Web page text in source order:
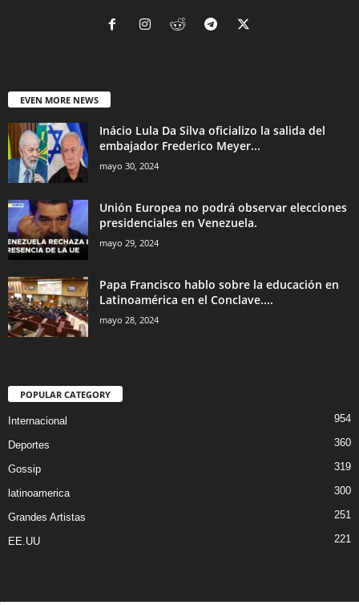
EVEN MORE NEWS
Inácio Lula Da Silva oficializo la salida del
embajador Frederico Meyer...
mayo 30, 2024
Unión Europea no podrá observar elecciones
presidenciales en Venezuela.
mayo 29, 2024
Papa Francisco hablo sobre la educación en
Latinoamérica en el Conclave....
mayo 28, 2024
POPULAR CATEGORY
Internacional 954
Deportes 360
Gossip 319
latinoamerica 300
Grandes Artistas 251
EE.UU 221